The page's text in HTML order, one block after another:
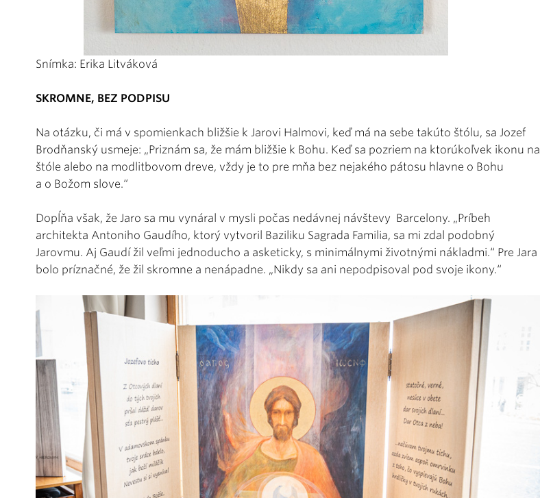
Snímka: Erika Litváková
SKROMNE, BEZ PODPISU
Na otázku, či má v spomienkach bližšie k Jarovi Halmovi, keď má na sebe takúto štólu, sa Jozef
Brodňanský usmeje: „Priznám sa, že mám bližšie k Bohu. Keď sa pozriem na ktorúkoľvek ikonu na
štóle alebo na modlitbovom dreve, vždy je to pre mňa bez nejakého pátosu hlavne o Bohu
a o Božom slove.“
Dopĺňa však, že Jaro sa mu vynáral v mysli počas nedávnej návštevy Barcelony. „Príbeh
architekta Antoniho Gaudího, ktorý vytvoril Baziliku Sagrada Familia, sa mi zdal podobný
Jarovmu. Aj Gaudí žil veľmi jednoducho a asketicky, s minimálnymi životnými nákladmi.“ Pre Jara
bolo príznačné, že žil skromne a nenápadne. „Nikdy sa ani nepodpisoval pod svoje ikony.“